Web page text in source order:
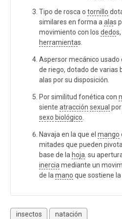
Tipo de rosca o tornillo
similares en forma a alas
movimiento con los dedo
herramientas.
Aspersor mecánico usado
de riego, dotado de varias
alas por su disposición.
Por similitud fonética con
siente atracción sexual por
sexo biológico
Navaja en la que el mango
mitades que pueden
base de la hoja . su
inercia mediante un
de la mano que sostiene la
insectos natación